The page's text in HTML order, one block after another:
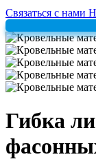
Связаться с нами
Гибка